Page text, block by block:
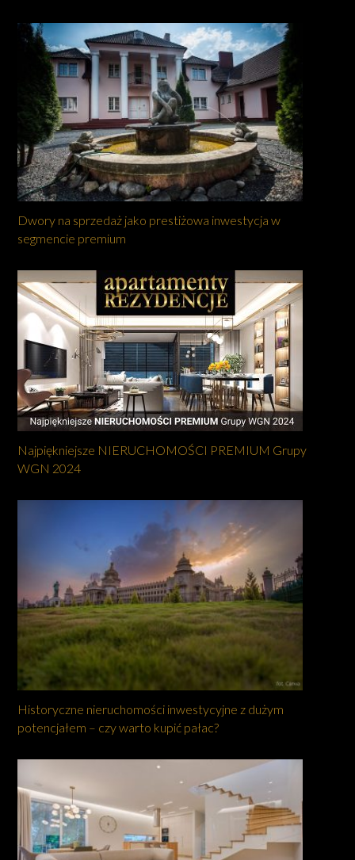
Dwory na sprzedaż jako prestiżowa inwestycja w
segmencie premium
Najpiękniejsze NIERUCHOMOŚCI PREMIUM Grupy
WGN 2024
Historyczne nieruchomości inwestycyjne z dużym
potencjałem – czy warto kupić pałac?